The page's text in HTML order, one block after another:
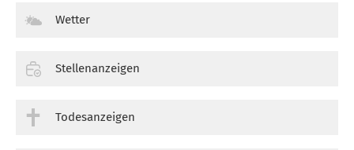
Wetter
Stellenanzeigen
Todesanzeigen